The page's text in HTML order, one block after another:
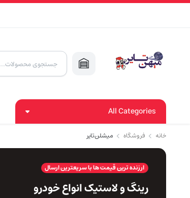
Products
search
All Categories
خانه فروشگاه میشلن تایر
ارزنده ترین قیمت ها با سریعترین ارسال
رینگ و لاستیک انواع خودرو